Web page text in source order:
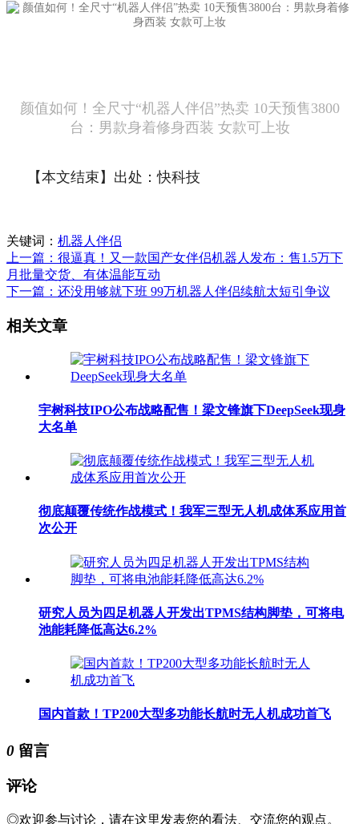
颜值如何！全尺寸“机器人伴侣”热卖 10天预售3800
台：男款身着修身西装 女款可上妆
【本文结束】出处：快科技
关键词： 机器人伴侣
上一篇：很逼真！又一款国产女伴侣机器人发布：售1.5万下
月批量交货、有体温能互动
下一篇：还没用够就下班 99万机器人伴侣续航太短引争议
相关文章
宇树科技IPO公布战略配售！梁文锋旗下DeepSeek现身
大名单
彻底颠覆传统作战模式！我军三型无人机成体系应用首
次公开
研究人员为四足机器人开发出TPMS结构脚垫，可将电
池能耗降低高达6.2%
国内首款！TP200大型多功能长航时无人机成功首飞
0 留言
评论
◎欢迎参与讨论，请在这里发表您的看法、交流您的观点。